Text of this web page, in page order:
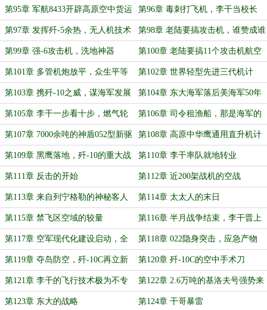
第95章 军航8433开辟高原空中货运
专线
第96章 毒刺打飞机，李干当校长
第97章 发挥歼-5余热，无人机技术
从遥控靶机开始
第98章 老陆要搞攻击机，谁赞成谁
反对？
第99章 强-6攻击机，洗地神器 第100章 老陆要搞11个攻击机航空
团
第101章 多管机炮放平，众生平等 第102章 世界轻型先进三代机计
划，老墨想吃鱼了
第103章 携歼-10之威，谋海军发展 第104章 东大海军落后美海军50年
第105章 李干一步看十步，燃气轮
机技术兜里来
第106章 司令租渔船，那是海军的
来时路
第107章 7000余吨的神盾052型新驱 第108章 高原中华鹰通用直升机计
划
第109章 黑鹰落地，歼-10的重大战
损
第110章 李干率队就地转业
第111章 反击的开始 第112章 近200架战机的空战
第113章 来自列宁格勒的神秘客人 第114章 太太人的末日
第115章 禁飞区空域的较量 第116章 半月战争结束，李干晋上
校
第117章 空军现代化建设启动，全
军装备迈入快车道
第118章 022隐身突击，应急产物
第119章 夺岛防空，歼-10C再立新
功
第120章 歼-10C的空中手术刀
第121章 李干的飞行技术极为不专
业
第122章 2.6万吨的基洛夫号强势来
袭
第123章 东大的战略 第124章 干哥暴雷